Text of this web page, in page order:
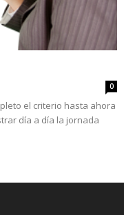
0
el criterio hasta ahora
día a día la jornada